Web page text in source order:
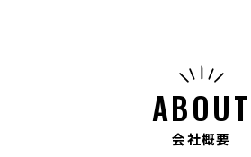
ABOUT
会社概要